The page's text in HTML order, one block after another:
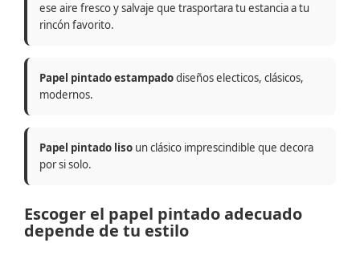
ese aire fresco y salvaje que trasportara tu estancia a tu
rincón favorito.
Papel pintado estampadodiseños electicos, clásicos,
modernos.
Papel pintado liso un clásico imprescindible que decora
por si solo.
Escoger el papel pintado adecuado
depende de tu estilo